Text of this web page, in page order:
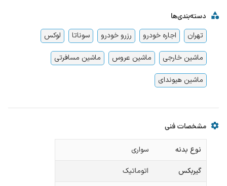
دسته‌بندی‌ها
تهران اجاره خودرو رزرو خودرو سوناتا لوکس
ماشین خارجی ماشین عروس ماشین مسافرتی
ماشین هیوندای
مشخصات فنی
نوع بدنه
سواری
گیربکس
اتوماتیک